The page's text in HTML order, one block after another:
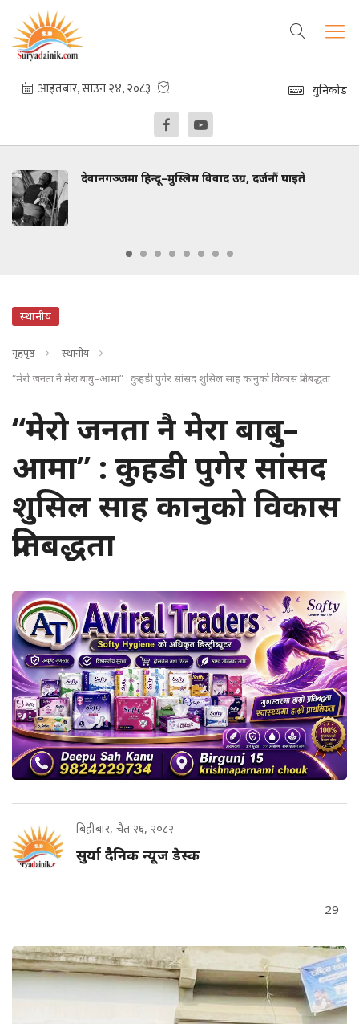
युनिकोड
देवानगञ्जमा हिन्दू–मुस्लिम विवाद उग्र, दर्जनौं घाइते
स्थानीय
गृहपृष्ठ
स्थानीय
“मेरो जनता नै मेरा बाबु–आमा” : कुहडी पुगेर सांसद शुसिल साह कानुको विकास प्रतिबद्धता
“मेरो जनता नै मेरा बाबु–
आमा” : कुहडी पुगेर सांसद
शुसिल साह कानुको विकास
प्रतिबद्धता
बिहीबार, चैत २६, २०८२
सुर्या दैनिक न्यूज डेस्क
29